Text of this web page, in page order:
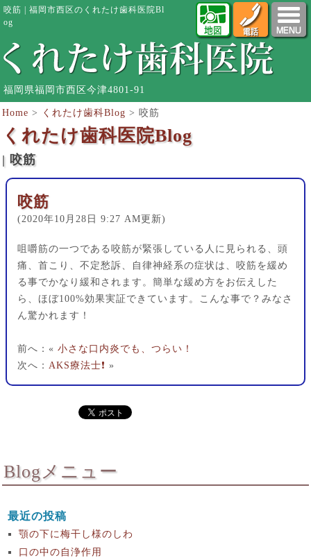
咬筋 | 福岡市西区のくれたけ歯科医院Bl
og
福岡県福岡市西区今津4801-91
Home > くれたけ歯科Blog > 咬筋
くれたけ歯科医院Blog
| 咬筋
咬筋
(2020年10月28日 9:27 AM更新)
咀嚼筋の一つである咬筋が緊張している人に見られる、頭
痛、首こり、不定愁訴、自律神経系の症状は、咬筋を緩め
る事でかなり緩和されます。簡単な緩め方をお伝えした
ら、ほぼ100%効果実証できています。こんな事で？みなさ
ん驚かれます！
前へ：« 小さな口内炎でも、つらい！
次へ： AKS療法士❗️ »
Blogメニュー
最近の投稿
顎の下に梅干し様のしわ
口の中の自浄作用